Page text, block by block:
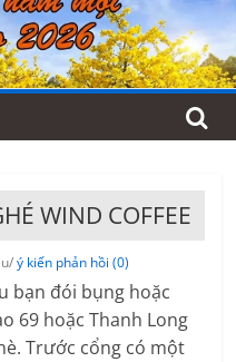
WIND COFFEE
ý kiến phản hồi (0)
bạn đói bụng hoặc
69 hoặc Thanh Long
Trước cổng có một